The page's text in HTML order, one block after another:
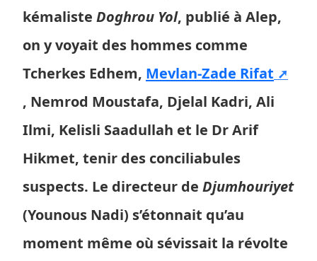
kémaliste Doghrou Yol, publié à Alep,
on y voyait des hommes comme
Tcherkes Edhem, Mevlan-Zade Rifat
, Nemrod Moustafa, Djelal Kadri, Ali
Ilmi, Kelisli Saadullah et le Dr Arif
Hikmet, tenir des conciliabules
suspects. Le directeur de Djumhouriyet
(Younous Nadi) s’étonnait qu’au
moment même où sévissait la révolte